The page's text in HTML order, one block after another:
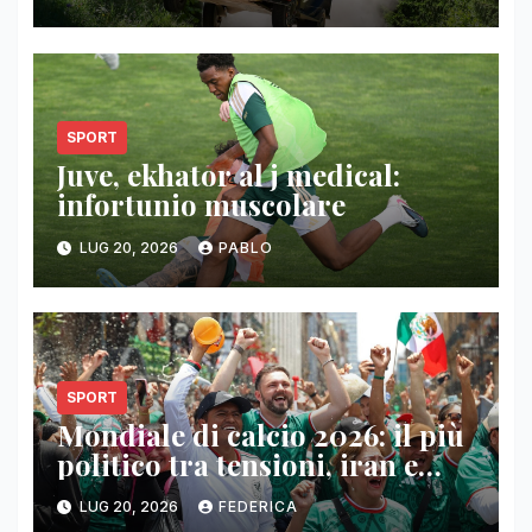
SPORT
Juve, ekhator al j medical:
infortunio muscolare
LUG 20, 2026 PABLO
SPORT
Mondiale di calcio 2026: il più
politico tra tensioni, iran e
falkland
LUG 20, 2026 FEDERICA